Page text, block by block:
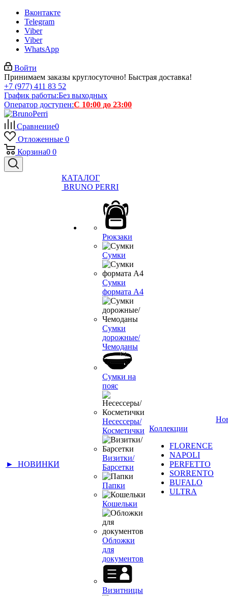
Вконтакте
Telegram
Viber
Viber
WhatsApp
Войти
Принимаем заказы круглосуточно! Быстрая доставка!
+7 (977) 411 83 52
График работы:Без выходных
Оператор доступен:С 10:00 до 23:00
Сравнение0
Отложенные 0
Корзина0 0
► НОВИНКИ
КАТАЛОГ
BRUNO PERRI
Рюкзаки
Сумки
Сумки
формата А4
Сумки
дорожные/
Чемоданы
Сумки на
пояс
Несессеры/
Косметички
Визитки/
Барсетки
Папки
Кошельки
Обложки
для
документов
Визитницы
Коллекции
FLORENCE
NAPOLI
PERFETTO
SORRENTO
BUFALO
ULTRA